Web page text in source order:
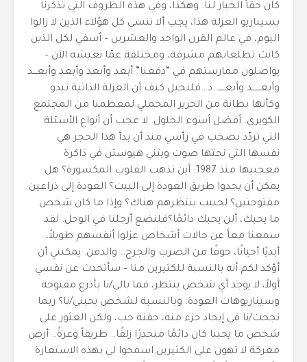
كان حقاً الخيار لنا. وهكذا، وفي هذه الظروف التي تذكرنا
بسيناريو العزلة هذا، يجب ألا ننسى كل هؤلاء الذين لا زالوا
اليوم، في عالم القرن الواحد والعشرين – أسفي لكل الذين
كانت تطلعاتهم مشرقة، ومختلفة عمّا نعيشه الآن –
يواصلون ممارستهم في “دفعنا” أبعد وأبعد وأبعد وأبعـــد
وأبعــــــد وأبعـــــ..د…فلنخيل كيف أن العزلة الذاتية تبدو
وكأنها بطانة من الحرير المخملي لمعظمنا من المجتمع
الكويري. أفضل أسوء الحلول. لا عجب أن أنواع الأسئلة
التي تردّد بصخب في رأسي منذ أن بدأ هذا الحجر هي
نفسها التي نحتها صوت ويتني هيوستن في ذاكرة
معجبيها منذ 1987: أين تذهب القلوب المكسورة؟ هل
يمكن أن يجدوا طريق العودة إلى البيت؟ العودة إلى ذراعين
مفتوحتين؟ لحبيب ينتظرهم هناك؟ وإذا ما كان شخص
ما يحبك، ألن يحبك دائمًا؟فلنضع أرجلنا في الوحل. لقد
سمعنا معاً عن حالات أشخاص عزلوا أنفسهم طويلاً،
أبديًا أحيانًا، خوفًا من الضرب والجرح.. والدفن. يمكنني أن
أؤكد لكم أنه بالنسبة للكثيرين منا – سأتحدث عن نفسي
أولاً، لا يوجد أي شخص ينتظر، فما بالي/نا بأذرع مفتوحة
وسيناريوهات العودة. وبالنسبة لشخص يحبني/نا؟ ربما
نجحت/نا في إيجاد جزء منه، حفنة حب، ولكن العثور على
شخص ما يحبنا كان دائمًا منحدرًا زلقًا.. طريقاً وعرةً.. أرض
معركة لا تهون على الكثيرين.اسمحوا لي بهذه الاستعارة